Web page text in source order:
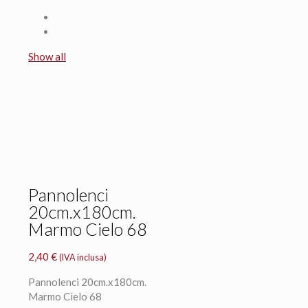
Show all
Pannolenci
20cm.x180cm.
Marmo Cielo 68
2,40 € (IVA inclusa)
Pannolenci 20cm.x180cm.
Marmo Cielo 68